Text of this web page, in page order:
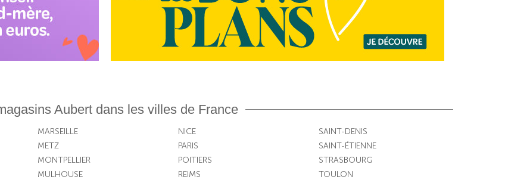
Aubert dans les villes de France
MARSEILLE
METZ
MONTPELLIER
MULHOUSE
NICE
PARIS
POITIERS
REIMS
SAINT-DENIS
SAINT-ÉTIENNE
STRASBOURG
TOULON